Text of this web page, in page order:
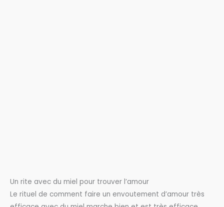
Un rite avec du miel pour trouver l’amour
Le rituel de comment faire un envoutement d’amour très